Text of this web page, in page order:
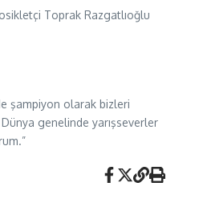
Toprak Razgatlıoğlu
şampiyon olarak bizleri
genelinde yarışseverler